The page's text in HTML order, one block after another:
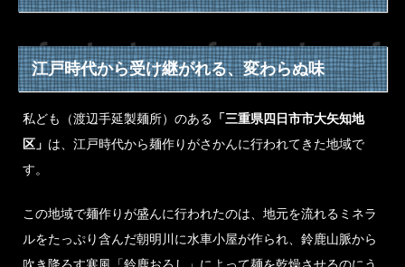
江戸時代から受け継がれる、変わらぬ味
私ども（渡辺手延製麺所）のある 「三重県四日市市大矢知地
区」 は、江戸時代から麺作りがさかんに行われてきた地域で
す。
この地域で麺作りが盛んに行われたのは、地元を流れるミネラ
ルをたっぷり含んだ朝明川に水車小屋が作られ、鈴鹿山脈から